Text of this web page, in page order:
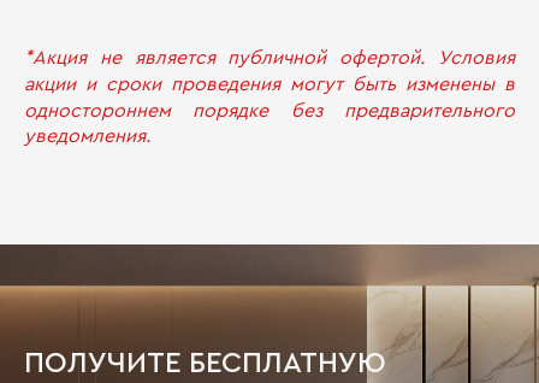
*Акция не является публичной офертой. Условия
акции и сроки проведения могут быть изменены в
одностороннем порядке без предварительного
уведомления.
ПОЛУЧИТЕ БЕСПЛАТНУЮ